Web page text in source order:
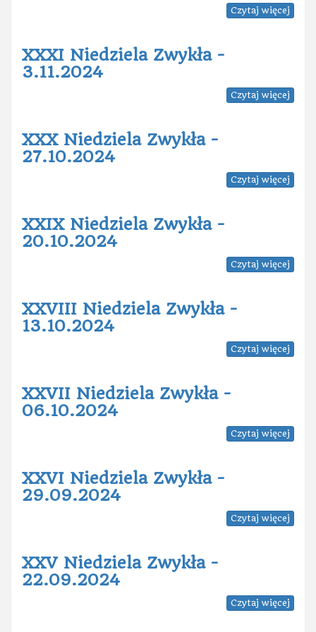
Czytaj więcej
XXXI Niedziela Zwykła -
3.11.2024
Czytaj więcej
XXX Niedziela Zwykła -
27.10.2024
Czytaj więcej
XXIX Niedziela Zwykła -
20.10.2024
Czytaj więcej
XXVIII Niedziela Zwykła -
13.10.2024
Czytaj więcej
XXVII Niedziela Zwykła -
06.10.2024
Czytaj więcej
XXVI Niedziela Zwykła -
29.09.2024
Czytaj więcej
XXV Niedziela Zwykła -
22.09.2024
Czytaj więcej